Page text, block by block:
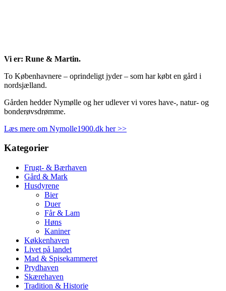
Vi er: Rune & Martin.
To Københavnere – oprindeligt jyder – som har købt en gård i
nordsjælland.
Gården hedder Nymølle og her udlever vi vores have-, natur- og
bonderøvsdrømme.
Læs mere om Nymolle1900.dk her >>
Kategorier
Frugt- & Bærhaven
Gård & Mark
Husdyrene
Bier
Duer
Får & Lam
Høns
Kaniner
Køkkenhaven
Livet på landet
Mad & Spisekammeret
Prydhaven
Skærehaven
Tradition & Historie